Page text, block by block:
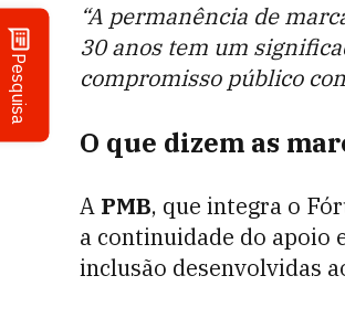
Pesquisa
“A permanência de
30 anos tem um
compromisso público
O que dizem as
A PMB, que integra o
a continuidade do apoio
inclusão desenvolvidas